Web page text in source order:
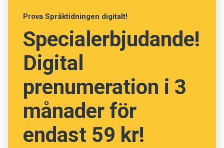
Karin Smirnoff kryddar med dialekt
Sommarnumret börjar delas ut till
prenumeranter den 15 juni. Numret finns i butik
den 23 juni.
Prenumerera! Pröva 2 nummer av
Språktidningen för 99 kronor!
Prova Språktidningen digitalt!
Specialerbjudande!
Digital
prenumeration i 3
månader för
endast 59 kr!